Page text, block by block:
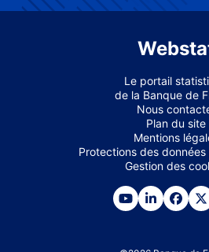
Le portail
de la Banque de
Nous
Plan du site
Mentions
Protections des données
Gestion des